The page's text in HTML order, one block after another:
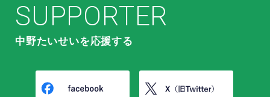
SUPPORTER
中野たいせいを応援する